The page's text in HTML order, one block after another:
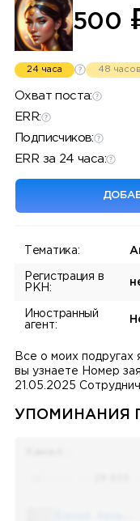
500
24 часа 48 часов
Охват поста:
ERR:
Подписчиков:
ERR за 24 часа:
Тематика:
Регистрация в
РКН:
Иностранный
агент:
Все о моих подругах
вы узнаете Номер
21.05.2025
УПОМИНАНИЯ